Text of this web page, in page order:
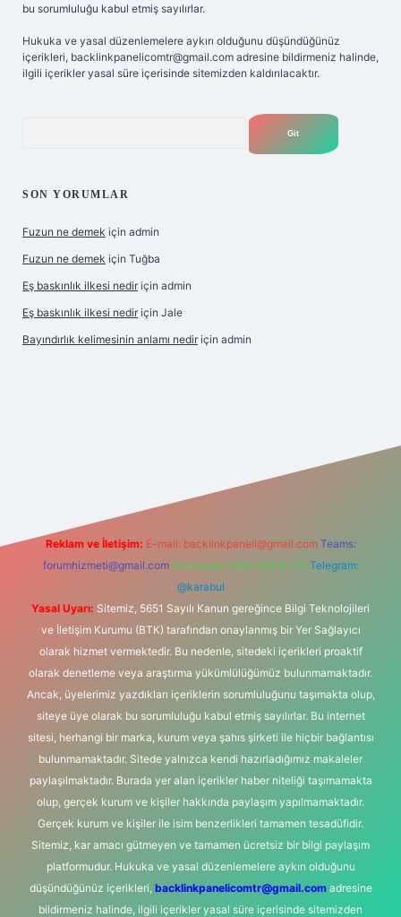
bu sorumluluğu kabul etmiş sayılırlar.
Hukuka ve yasal düzenlemelere aykırı olduğunu düşündüğünüz
içerikleri, backlinkpanelicomtr@gmail.com adresine bildirmeniz halinde,
ilgili içerikler yasal süre içerisinde sitemizden kaldırılacaktır.
SON YORUMLAR
Fuzun ne demek için admin
Fuzun ne demek için Tuğba
Eş baskınlık ilkesi nedir için admin
Eş baskınlık ilkesi nedir için Jale
Bayındırlık kelimesinin anlamı nedir için admin
Reklam ve İletişim: E-mail: backlinkpaneli@gmail.com Teams:
forumhizmeti@gmail.com Whatsapp: 0262 606 0 726 Telegram:
@karabul
Yasal Uyarı: Sitemiz, 5651 Sayılı Kanun gereğince Bilgi Teknolojileri
ve İletişim Kurumu (BTK) tarafından onaylanmış bir Yer Sağlayıcı
olarak hizmet vermektedir. Bu nedenle, sitedeki içerikleri proaktif
olarak denetleme veya araştırma yükümlülüğümüz bulunmamaktadır.
Ancak, üyelerimiz yazdıkları içeriklerin sorumluluğunu taşımakta olup,
siteye üye olarak bu sorumluluğu kabul etmiş sayılırlar. Bu internet
sitesi, herhangi bir marka, kurum veya şahıs şirketi ile hiçbir bağlantısı
bulunmamaktadır. Sitede yalnızca kendi hazırladığımız makaleler
paylaşılmaktadır. Burada yer alan içerikler haber niteliği taşımamakta
olup, gerçek kurum ve kişiler hakkında paylaşım yapılmamaktadır.
Gerçek kurum ve kişiler ile isim benzerlikleri tamamen tesadüfidir.
Sitemiz, kar amacı gütmeyen ve tamamen ücretsiz bir bilgi paylaşım
platformudur. Hukuka ve yasal düzenlemelere aykırı olduğunu
düşündüğünüz içerikleri, backlinkpanelicomtr@gmail.comadresine
bildirmeniz halinde, ilgili içerikler yasal süre içerisinde sitemizden